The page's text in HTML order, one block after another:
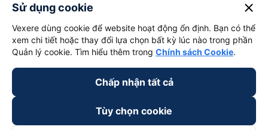
Sử dụng cookie close
Vexere dùng cookie để website hoạt động ổn định. Bạn có thể
xem chi tiết hoặc thay đổi lựa chọn bất kỳ lúc nào trong phần
Quản lý cookie. Tìm hiểu thêm trong Chính sách Cookie.
Chấp nhận tất cả
Tùy chọn cookie